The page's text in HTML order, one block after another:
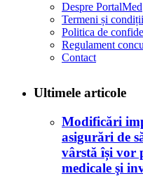
Despre PortalMed
Termeni și condiții
Politica de
Regulament
Contact
Ultimele articole
Modificări
asigurări de
vârstă își vor
medicale şi